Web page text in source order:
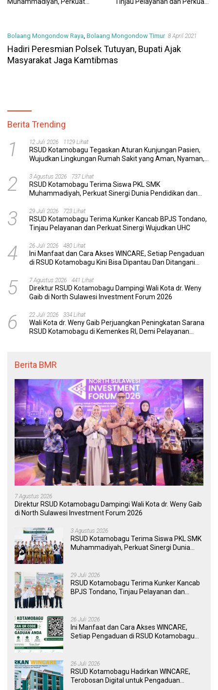
Bolaang Mongondow Raya, Bolaang Mongondow Timur 8 April 2021
Hadiri Peresmian Polsek Tutuyan, Bupati Ajak
Masyarakat Jaga Kamtibmas
Berita Trending
1 12 Juli 2026 1129 Lihat
RSUD Kotamobagu Tegaskan Aturan Kunjungan Pasien,
Wujudkan Lingkungan Rumah Sakit yang Aman, Nyaman,
2 3 Agustus 2026 737 Lihat
RSUD Kotamobagu Terima Siswa PKL SMK
Muhammadiyah, Perkuat Sinergi Dunia Pendidikan dan
3 29 Juli 2026 723 Lihat
RSUD Kotamobagu Terima Kunker Kancab BPJS Tondano,
Tinjau Pelayanan dan Perkuat Sinergi Wujudkan UHC
4 26 Juli 2026 480 Lihat
Ini Manfaat dan Cara Akses WINCARE, Setiap Pengaduan
di RSUD Kotamobagu Kini Bisa Dipantau Dan Ditangani
5 7 Agustus 2026 441 Lihat
Direktur RSUD Kotamobagu Dampingi Wali Kota dr. Weny
Gaib di North Sulawesi Investment Forum 2026
6 22 Juli 2026 334 Lihat
Wali Kota dr. Weny Gaib Perjuangkan Peningkatan Sarana
RSUD Kotamobagu di Kemenkes RI, Demi Pelayanan
Berita BMR
7 Agustus 2026
Direktur RSUD Kotamobagu Dampingi Wali Kota dr. Weny Gaib
di North Sulawesi Investment Forum 2026
3 Agustus 2026
RSUD Kotamobagu Terima Siswa PKL SMK
Muhammadiyah, Perkuat Sinergi Dunia
29 Juli 2026
RSUD Kotamobagu Terima Kunker Kancab
BPJS Tondano, Tinjau Pelayanan dan
26 Juli 2026
Ini Manfaat dan Cara Akses WINCARE,
Setiap Pengaduan di RSUD Kotamobagu
26 Juli 2026
RSUD Kotamobagu Hadirkan WINCARE,
Terobosan Digital untuk Pengaduan